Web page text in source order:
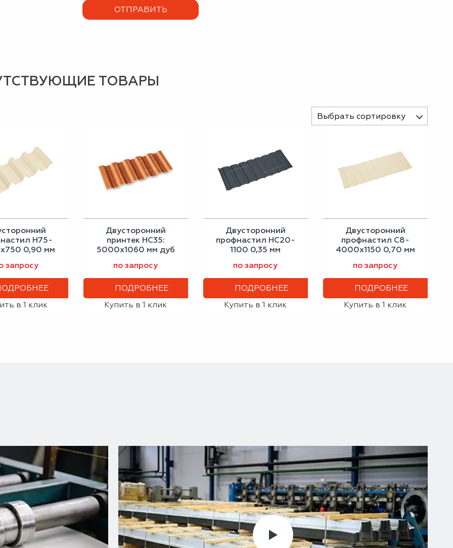
ТОВАРЫ
Выбрать сортировку
Н75-
0,90 мм
кость
запросу
в 1 клик
Двусторонний
принтек НС35:
5000x1060 мм дуб
по запросу
ПОДРОБНЕЕ
Купить в 1 клик
Двусторонний
профнастил НС20-
1100 0,35 мм
по запросу
ПОДРОБНЕЕ
Купить в 1 клик
Двусторонний
профнастил С8-
4000х1150 0,70 мм
кость
по запросу
ПОДРОБНЕЕ
Купить в 1 клик